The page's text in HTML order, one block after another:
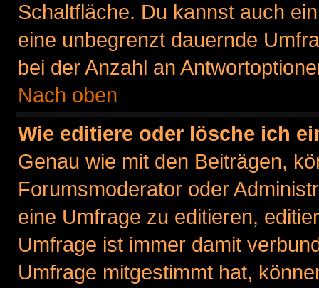
Schaltfläche. Du kannst auch
eine unbegrenzt dauernde
bei der Anzahl an
Nach oben
Wie editiere oder lösche ich
Genau wie mit den Beiträgen,
Forumsmoderator oder
eine Umfrage zu editieren,
Umfrage ist immer damit
Umfrage mitgestimmt hat,